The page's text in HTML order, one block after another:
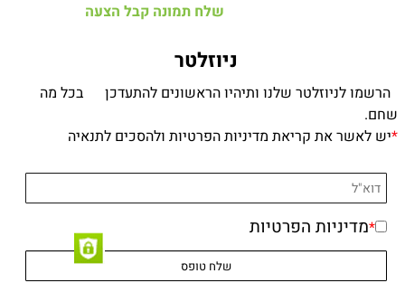
שלח תמונה קבל הצעה
ניוזלטר
הרשמו לניוזלטר שלנו ותיהיו הראשונים להתעדכן בכל מה
שחם.
*יש לאשר את קריאת מדיניות הפרטיות ולהסכים לתנאיה
*מדיניות הפרטיות